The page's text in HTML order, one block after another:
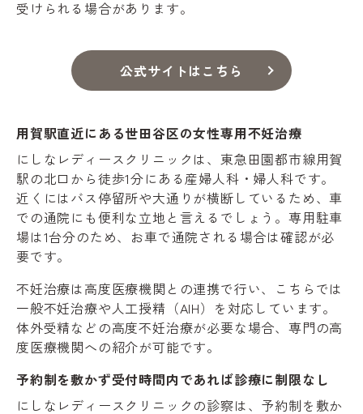
受けられる場合があります。
公式サイトはこちら
用賀駅直近にある世田谷区の女性専用不妊治療
にしなレディースクリニックは、東急田園都市線用賀
駅の北口から徒歩1分にある産婦人科・婦人科です。
近くにはバス停留所や大通りが横断しているため、車
での通院にも便利な立地と言えるでしょう。専用駐車
場は1台分のため、お車で通院される場合は確認が必
要です。
不妊治療は高度医療機関との連携で行い、こちらでは
一般不妊治療や人工授精（AIH）を対応しています。
体外受精などの高度不妊治療が必要な場合、専門の高
度医療機関への紹介が可能です。
予約制を敷かず受付時間内であれば診療に制限なし
にしなレディースクリニックの診察は、予約制を敷か